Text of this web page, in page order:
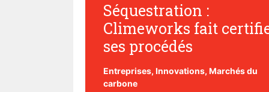
Séquestration :
Climeworks fait
ses procédés
Entreprises, Innovations, Marchés du
carbone